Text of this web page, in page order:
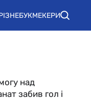
БУКМЕКЕРИ
над
забив гол і